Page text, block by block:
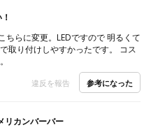
ちらに変更。LEDですので 明るくて
取り付けしやすかったです。 コス
違反を報告 参考になった
カンバーバー